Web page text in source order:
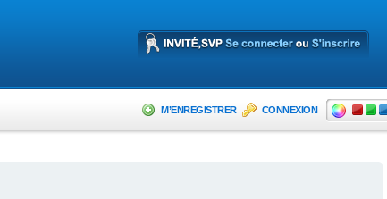
M’ENREGISTRER CONNEXION